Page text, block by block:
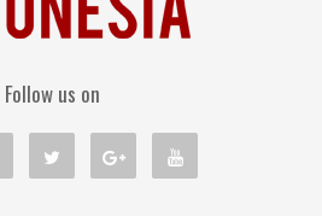
Follow us on